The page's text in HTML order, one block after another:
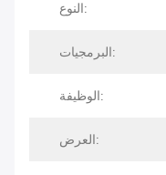
النوع:
البرمجيات:
الوظيفة:
العرض: